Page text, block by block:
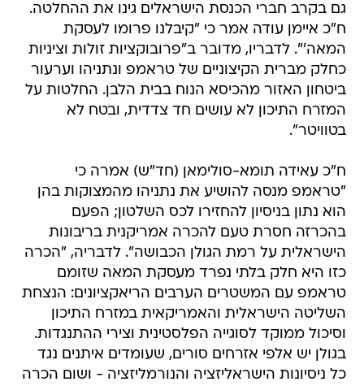
גם בקרב חברי הכנסת הישראלים גינו את ההחלטה.
ח"כ איימן עודה אמר כי "קיבלנו פרומו לעסקת
המאה'". לדבריו, מדובר ב"פרובוקציות זולות וציניות
כחלק מברית הקיצוניים של טראמפ ונתניהו וערעור
ביטחון האזור מהכיסא הנוח בבית הלבן. החלטות על
המזרח התיכון לא עושים חד צדדית, ובטח לא
בטוויטר".
ח"כ עאידה תומא-סולימאן (חד"ש) אמרה כי
"טראמפ מנסה להושיע את נתניהו מהמצוקות בהן
הוא נתון בניסיון להחזירו לכס השלטון; הפעם
בהכרזה חסרת טעם להכרה אמריקנית בריבונות
הישראלית על רמת הגולן הכבושה". לדבריה, "הכרה
כזו היא חלק בלתי נפרד מעסקת המאה שזומם
טראמפ עם המשטרים הערבים הריאקציונים: הנצחת
השליטה הישראלית והאמריקאית במזרח התיכון
וסיכול ממוקד לסוגייה הפלסטינית וצירי ההתנגדות.
בגולן יש אלפי אזרחים סורים, שעומדים איתנים נגד
כל ניסיונות הישראליזציה והנורמליזציה - ושום הכרה